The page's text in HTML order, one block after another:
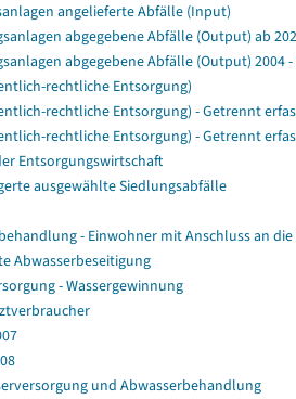
angelieferte Abfälle (Input)
abgegebene Abfälle (Output) ab
abgegebene Abfälle (Output) 2004 -
rechtliche Entsorgung)
rechtliche Entsorgung) - Getrennt
rechtliche Entsorgung) - Getrennt
Entsorgungswirtschaft
ausgewählte Siedlungsabfälle
- Einwohner mit Anschluss an
Abwasserbeseitigung
- Wassergewinnung
und Abwasserbehandlung